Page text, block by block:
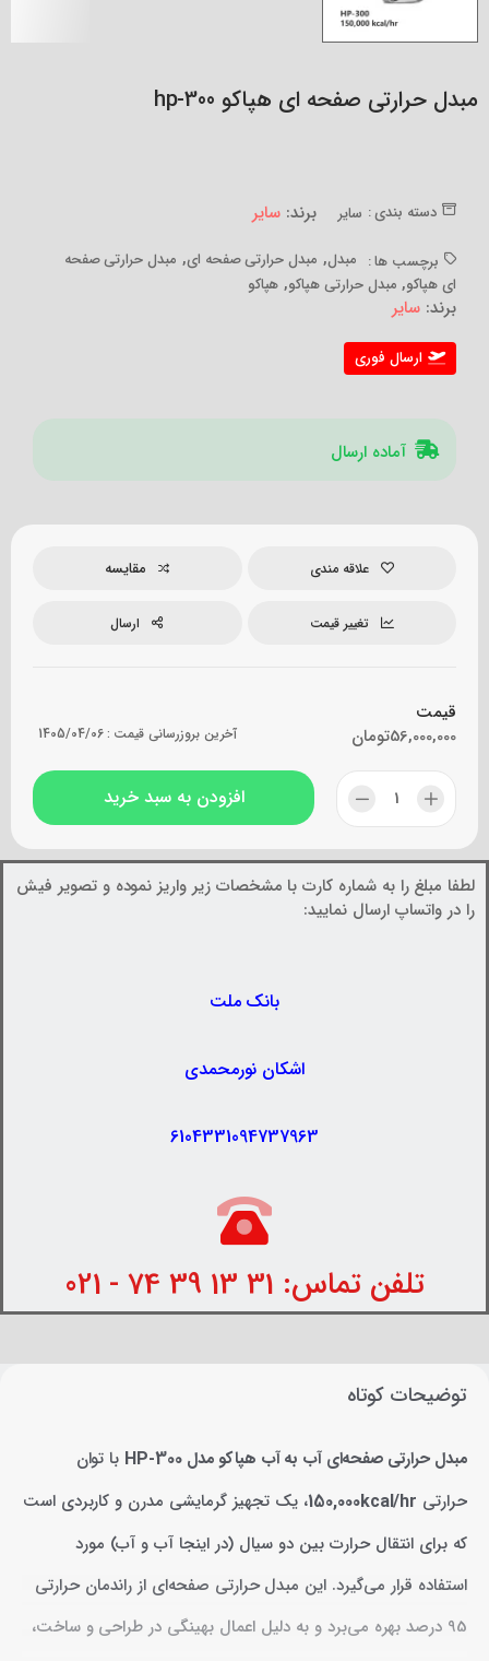
مبدل حرارتی صفحه ای هپاکو hp-300
دسته بندی : سایر برند: سایر
برچسب ها : مبدل, مبدل حرارتی صفحه ای, مبدل حرارتی صفحه
ای هپاکو, مبدل حرارتی هپاکو, هپاکو
برند: سایر
ارسال فوری
آماده ارسال
علاقه مندی مقایسه
تغییر قیمت ارسال
قیمت
تومان56,000,000 آخرین بروزرسانی قیمت :1405/04/06
افزودن به سبد خرید
لطفا مبلغ را به شماره کارت با مشخصات زیر واریز نموده و تصویر فیش
را در واتساپ ارسال نمایید:
بانک ملت
اشکان نورمحمدی
6104331094737963
تلفن تماس: 31 13 39 74 - 021
توضیحات کوتاه
مبدل حرارتی صفحه‌ای آب به آب هپاکو مدل HP-300
با توان
حرارتی 150,000kcal/hr، یک تجهیز گرمایشی مدرن و کاربردی است
که برای انتقال حرارت بین دو سیال (در اینجا آب و آب) مورد
استفاده قرار می‌گیرد. این مبدل حرارتی صفحه‌ای از راندمان حرارتی
95 درصد بهره می‌برد و به دلیل اعمال بهینگی در طراحی و ساخت،